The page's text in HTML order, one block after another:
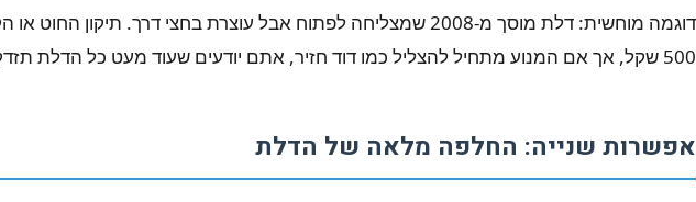
500 שקל, אך אם המנוע מתחיל להצליל כמו דוד חזיר, אתם יודעים שעוד מעט כל הדלת תזדקק לשיקום גדול יותר.
אפשרות שנייה: החלפה מלאה של הדלת